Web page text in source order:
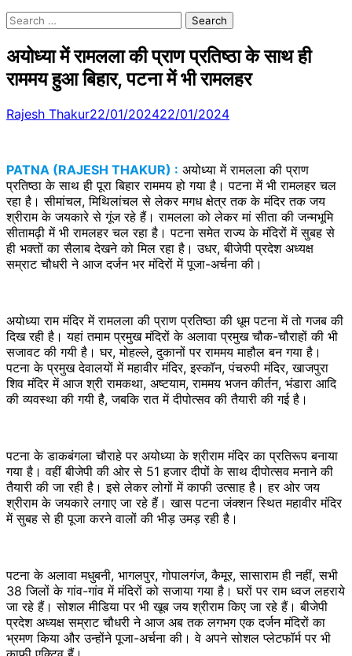
Search
अयोध्या में रामलला की प्राण प्रतिष्ठा के साथ ही
राममय हुआ बिहार, पटना में भी रामलहर
Rajesh Thakur22/01/202422/01/2024
PATNA (RAJESH THAKUR) : अयोध्या में रामलला की प्राण
प्रतिष्ठा के साथ ही पूरा बिहार राममय हो गया है। पटना में भी रामलहर चल
रहा है। सीमांचल, मिथिलांचल से लेकर मगध क्षेत्र तक के मंदिर तक जय
श्रीराम के जयकारे से गूंज रहे हैं। रामलला को लेकर मां सीता की जन्मभूमि
सीतामढ़ी में भी रामलहर चल रहा है। पटना समेत राज्य के मंदिरों में सुबह से
ही भक्तों का सैलाब देखने को मिल रहा है। उधर, बीजेपी प्रदेश अध्यक्ष
सम्राट चौधरी ने आज दर्जन भर मंदिरों में पूजा-अर्चना की।
अयोध्या राम मंदिर में रामलला की प्राण प्रतिष्ठा की धूम पटना में तो गजब की
दिख रही है। यहां तमाम प्रमुख मंदिरों के अलावा प्रमुख चौक-चौराहों की भी
सजावट की गयी है। घर, मोहल्ले, दुकानों पर राममय माहौल बन गया है।
पटना के प्रमुख देवालयों में महावीर मंदिर, इस्कॉन, पंचरुपी मंदिर, खाजपुरा
शिव मंदिर में आज श्री रामकथा, अष्टयाम, राममय भजन कीर्तन, भंडारा आदि
की व्यवस्था की गयी है, जबकि रात में दीपोत्सव की तैयारी की गई है।
पटना के डाकबंगला चौराहे पर अयोध्या के श्रीराम मंदिर का प्रतिरूप बनाया
गया है। वहीं बीजेपी की ओर से 51 हजार दीपों के साथ दीपोत्सव मनाने की
तैयारी की जा रही है। इसे लेकर लोगों में काफी उत्साह है। हर ओर जय
श्रीराम के जयकारे लगाए जा रहे हैं। खास पटना जंक्शन स्थित महावीर मंदिर
में सुबह से ही पूजा करने वालों की भीड़ उमड़ रही है।
पटना के अलावा मधुबनी, भागलपुर, गोपालगंज, कैमूर, सासाराम ही नहीं, सभी
38 जिलों के गांव-गांव में मंदिरों को सजाया गया है। घरों पर राम ध्वज लहराये
जा रहे हैं। सोशल मीडिया पर भी खूब जय श्रीराम किए जा रहे हैं। बीजेपी
प्रदेश अध्यक्ष सम्राट चौधरी ने आज अब तक लगभग एक दर्जन मंदिरों का
भ्रमण किया और उन्होंने पूजा-अर्चना की। वे अपने सोशल प्लेटफॉर्म पर भी